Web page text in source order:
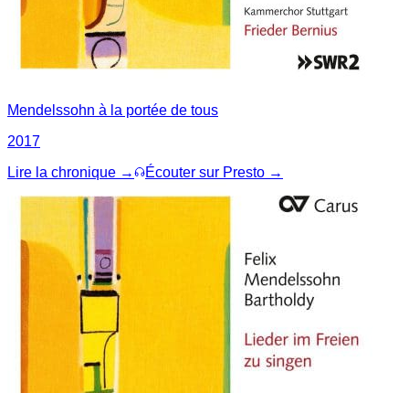
Mendelssohn à la portée de tous
2017
Lire la chronique →
Écouter sur Presto →